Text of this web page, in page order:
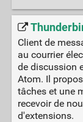
Client de
au courrier
de discussion
Atom. Il
tâches et une
recevoir de
d'extensions.